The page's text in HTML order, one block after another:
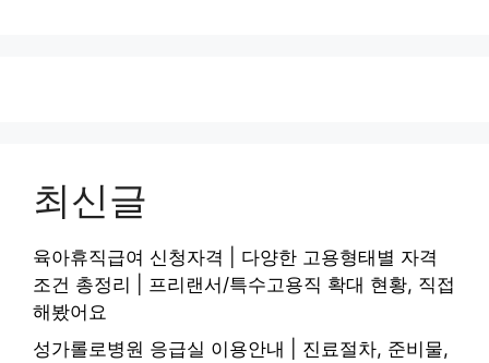
최신글
육아휴직급여 신청자격 | 다양한 고용형태별 자격
조건 총정리 | 프리랜서/특수고용직 확대 현황, 직접
해봤어요
성가롤로병원 응급실 이용안내 | 진료절차, 준비물,